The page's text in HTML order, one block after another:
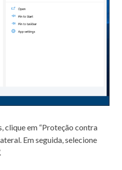
clique em “Proteção contra
Em seguida, selecione